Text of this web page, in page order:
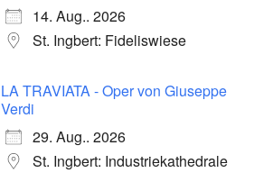
14. Aug.. 2026
St. Ingbert: Fideliswiese
LA TRAVIATA - Oper von Giuseppe
Verdi
29. Aug.. 2026
St. Ingbert: Industriekathedrale